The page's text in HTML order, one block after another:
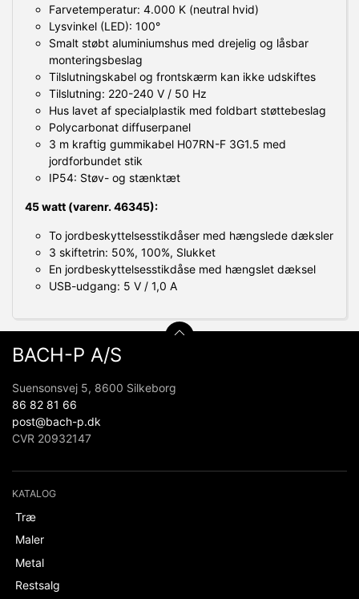
Farvetemperatur: 4.000 K (neutral hvid)
Lysvinkel (LED): 100°
Smalt støbt aluminiumshus med drejelig og låsbar
monteringsbeslag
Tilslutningskabel og frontskærm kan ikke udskiftes
Tilslutning: 220-240 V / 50 Hz
Hus lavet af specialplastik med foldbart støttebeslag
Polycarbonat diffuserpanel
3 m kraftig gummikabel H07RN-F 3G1.5 med
jordforbundet stik
IP54: Støv- og stænktæt
45 watt (varenr. 46345):
To jordbeskyttelsesstikdåser med hængslede dæksler
3 skiftetrin: 50%, 100%, Slukket
En jordbeskyttelsesstikdåse med hængslet dæksel
USB-udgang: 5 V / 1,0 A
BACH-P A/S
Suensonsvej 5, 8600 Silkeborg
86 82 81 66
post@bach-p.dk
CVR 20932147
KATALOG
Træ
Maler
Metal
Restsalg